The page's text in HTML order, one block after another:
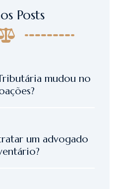
Posts
mudou no
um advogado